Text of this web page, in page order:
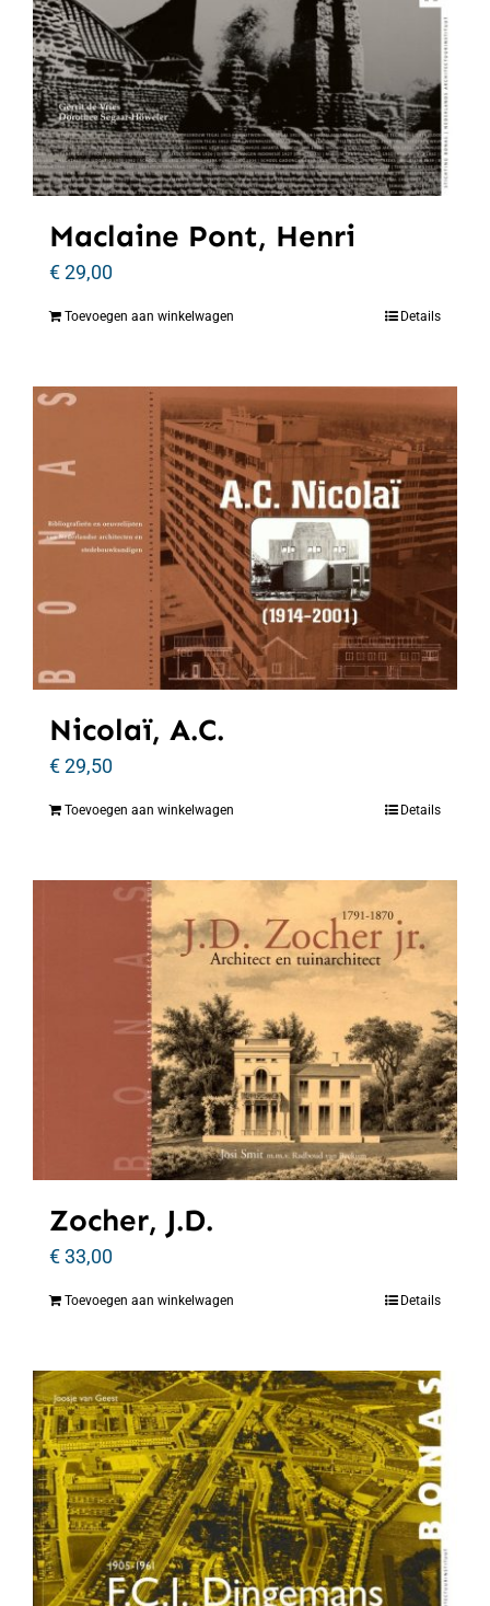
Maclaine Pont, Henri
€29,00
Toevoegen aan winkelwagen Details
Nicolaï, A.C.
€29,50
Toevoegen aan winkelwagen Details
Zocher, J.D.
€33,00
Toevoegen aan winkelwagen Details